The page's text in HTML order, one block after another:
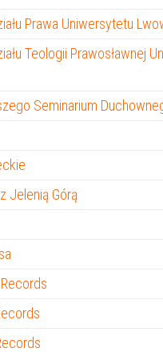
Prawa Uniwersytetu
Teologii Prawosławnej
Seminarium
Jelenią Górą